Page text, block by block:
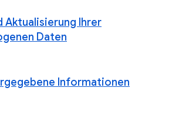
Aktualisierung Ihrer
Daten
Informationen